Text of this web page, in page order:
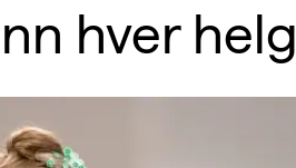
hver helg